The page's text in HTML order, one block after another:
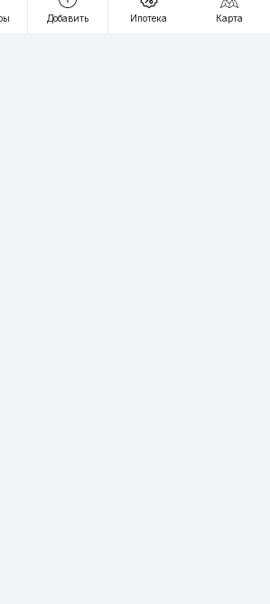
Добавить Ипотека Карта